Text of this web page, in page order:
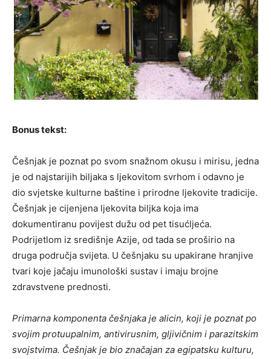
Bonus tekst:
Češnjak je poznat po svom snažnom okusu i mirisu, jedna
je od najstarijih biljaka s ljekovitom svrhom i odavno je
dio svjetske kulturne baštine i prirodne ljekovite tradicije.
Češnjak je cijenjena ljekovita biljka koja ima
dokumentiranu povijest dužu od pet tisućljeća.
Podrijetlom iz središnje Azije, od tada se proširio na
druga područja svijeta. U češnjaku su upakirane hranjive
tvari koje jačaju imunološki sustav i imaju brojne
zdravstvene prednosti.
Primarna komponenta češnjaka je alicin, koji je poznat po
svojim protuupalnim, antivirusnim, gljivičnim i parazitskim
svojstvima. Češnjak je bio značajan za egipatsku kulturu,